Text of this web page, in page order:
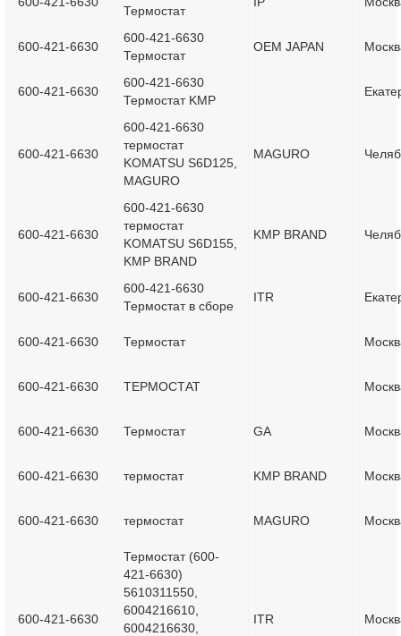
Термостат
600-421-6630
600-421-6630
Термостат
OEM JAPAN
600-421-6630
600-421-6630
Термостат KMP
600-421-6630
600-421-6630
термостат
KOMATSU S6D125,
MAGURO
MAGURO
600-421-6630
600-421-6630
термостат
KOMATSU S6D155,
KMP BRAND
KMP BRAND
600-421-6630
600-421-6630
Термостат в сборе
ITR
600-421-6630 Термостат
600-421-6630 ТЕРМОСТАТ
600-421-6630 Термостат GA
600-421-6630 термостат KMP BRAND
600-421-6630 термостат MAGURO
600-421-6630
Термостат (600-
421-6630)
5610311550,
6004216610,
6004216630,
ITR